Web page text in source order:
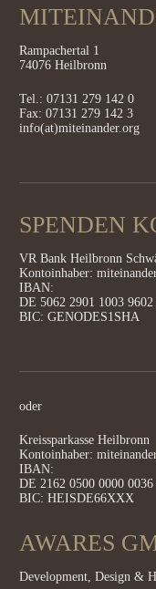
Rampachertal 1
74076 Heilbronn
Tel.: 07131 279 142 0
Fax: 07131 279 142 3
info(at)miteinander.org
SPENDEN
VR Bank Heilbronn
Kontoinhaber:
IBAN:
DE 5062 2901 1003 9602
BIC: GENODES1SHA
oder
Kreissparkasse Heilbronn
Kontoinhaber:
IBAN:
DE 2162 0500 0000 0036
BIC: HEISDE66XXX
AWARES
Development, Design &